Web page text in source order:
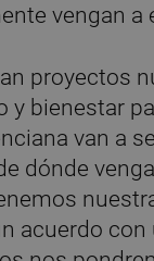
vengan a
proyectos
y bienestar
van a
dónde
acuerdo con